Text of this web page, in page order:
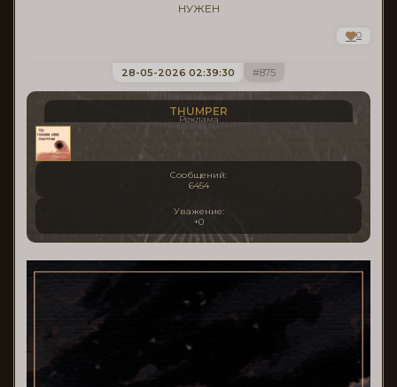
НУЖЕН
0
875
28-05-2026 02:39:30
THUMPER
Реклама
Сообщений:
6454
Уважение:
+0